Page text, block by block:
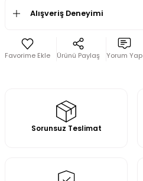
Alışveriş Deneyimi
Ürünü Paylaş Yorum Yap
Sorunsuz Teslimat